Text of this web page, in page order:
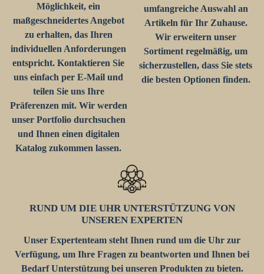
Möglichkeit, ein
maßgeschneidertes Angebot
zu erhalten, das Ihren
individuellen Anforderungen
entspricht. Kontaktieren Sie
uns einfach per E-Mail und
teilen Sie uns Ihre
Präferenzen mit. Wir werden
unser Portfolio durchsuchen
und Ihnen einen digitalen
Katalog zukommen lassen.
umfangreiche Auswahl an
Artikeln für Ihr Zuhause.
Wir erweitern unser
Sortiment regelmäßig, um
sicherzustellen, dass Sie stets
die besten Optionen finden.
RUND UM DIE UHR UNTERSTÜTZUNG VON
UNSEREN EXPERTEN
Unser Expertenteam steht Ihnen rund um die Uhr zur
Verfügung, um Ihre Fragen zu beantworten und Ihnen bei
Bedarf Unterstützung bei unseren Produkten zu bieten.